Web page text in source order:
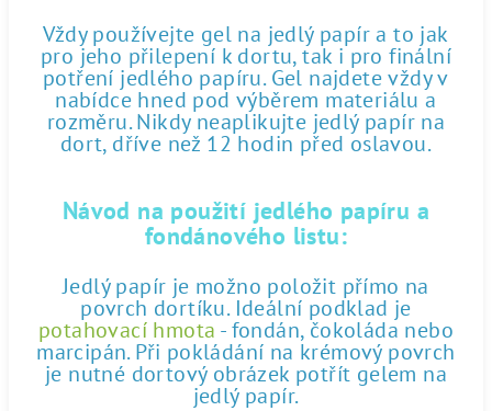
Vždy používejte gel na jedlý papír a to jak
pro jeho přilepení k dortu, tak i pro finální
potření jedlého papíru. Gel najdete vždy v
nabídce hned pod výběrem materiálu a
rozměru. Nikdy neaplikujte jedlý papír na
dort, dříve než 12 hodin před oslavou.
Návod na použití jedlého papíru a
fondánového listu:
Jedlý papír je možno položit přímo na
povrch dortíku. Ideální podklad je
potahovací hmota - fondán, čokoláda nebo
marcipán. Při pokládání na krémový povrch
je nutné dortový obrázek potřít gelem na
jedlý papír.